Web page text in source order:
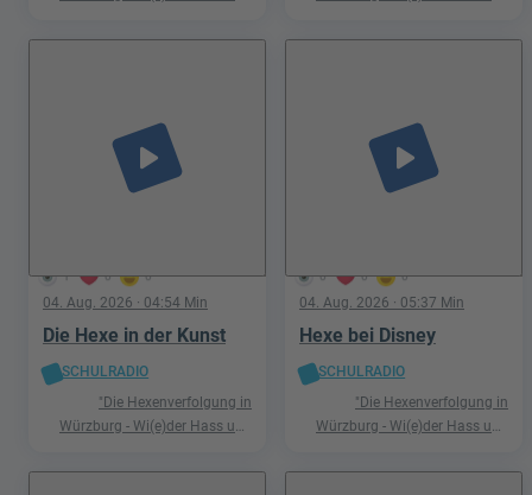
1 0 0
play_arrow
04. Aug. 2026 · 04:54 Min
Die Hexe in der Kunst
SCHULRADIO
"Die Hexenverfolgung in
Würzburg - Wi(e)der Hass und
0 0 0
play_arrow
04. Aug. 2026 · 05:37 Min
Hexe bei Disney
SCHULRADIO
"Die Hexenverfolgung in
Würzburg - Wi(e)der Hass und